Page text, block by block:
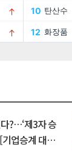
?…‘제3자 승
업승계 대전